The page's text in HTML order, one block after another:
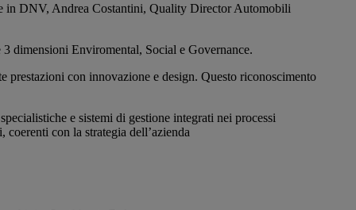
in DNV, Andrea Costantini, Quality Director Automobili
dimensioni Enviromental, Social e Governance.
con innovazione e design. Questo riconoscimento
e sistemi di gestione integrati nei processi
con la strategia dell’azienda